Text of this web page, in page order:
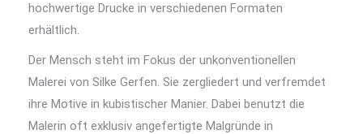
hochwertige Drucke in verschiedenen Formaten
erhältlich.
Der Mensch steht im Fokus der unkonventionellen
Malerei von Silke Gerfen. Sie zergliedert und verfremdet
ihre Motive in kubistischer Manier. Dabei benutzt die
Malerin oft exklusiv angefertigte Malgründe in